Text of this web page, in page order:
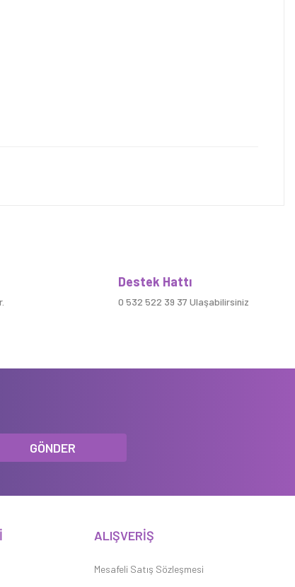
Destek Hattı
0 532 522 39 37 Ulaşabilirsiniz
GÖNDER
ALIŞVERİŞ
Mesafeli Satış Sözleşmesi